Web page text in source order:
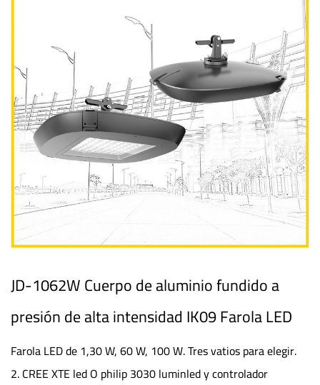
JD-1062W Cuerpo de aluminio fundido a
presión de alta intensidad IK09 Farola LED
Farola LED de 1,30 W, 60 W, 100 W. Tres vatios para elegir.
2. CREE XTE led O philip 3030 luminled y controlador